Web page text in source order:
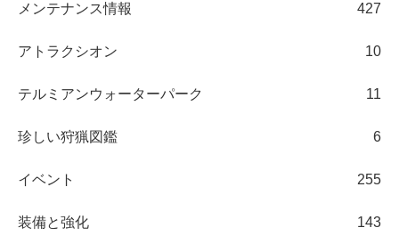
メンテナンス情報 427
アトラクシオン 10
テルミアンウォーターパーク 11
珍しい狩猟図鑑 6
イベント 255
装備と強化 143